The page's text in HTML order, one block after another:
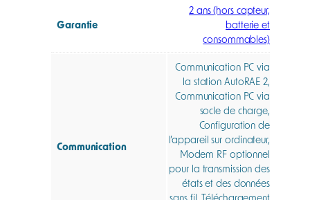
Garantie
2 ans (hors capteur,
batterie et
consommables)
Communication
Communication PC via
la station AutoRAE 2,
Communication PC via
socle de charge,
Configuration de
l’appareil sur ordinateur,
Modem RF optionnel
pour la transmission des
états et des données